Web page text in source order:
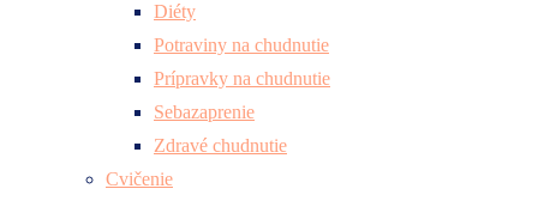
Diéty
Potraviny na chudnutie
Prípravky na chudnutie
Sebazaprenie
Zdravé chudnutie
Cvičenie